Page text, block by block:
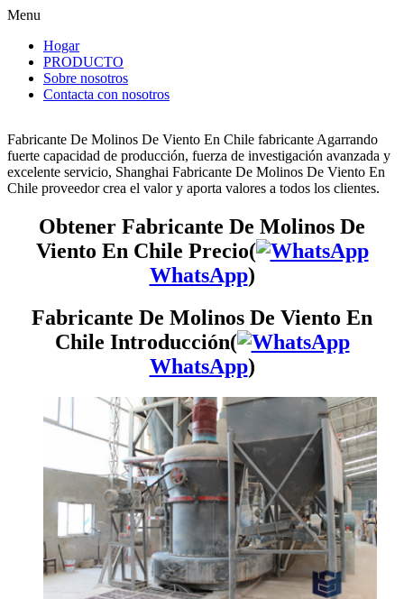
Menu
Hogar
PRODUCTO
Sobre nosotros
Contacta con nosotros
Fabricante De Molinos De Viento En Chile fabricante Agarrando
fuerte capacidad de producción, fuerza de investigación avanzada y
excelente servicio, Shanghai Fabricante De Molinos De Viento En
Chile proveedor crea el valor y aporta valores a todos los clientes.
Obtener Fabricante De Molinos De
Viento En Chile Precio(
WhatsApp)
Fabricante De Molinos De Viento En
Chile Introducción(
WhatsApp)